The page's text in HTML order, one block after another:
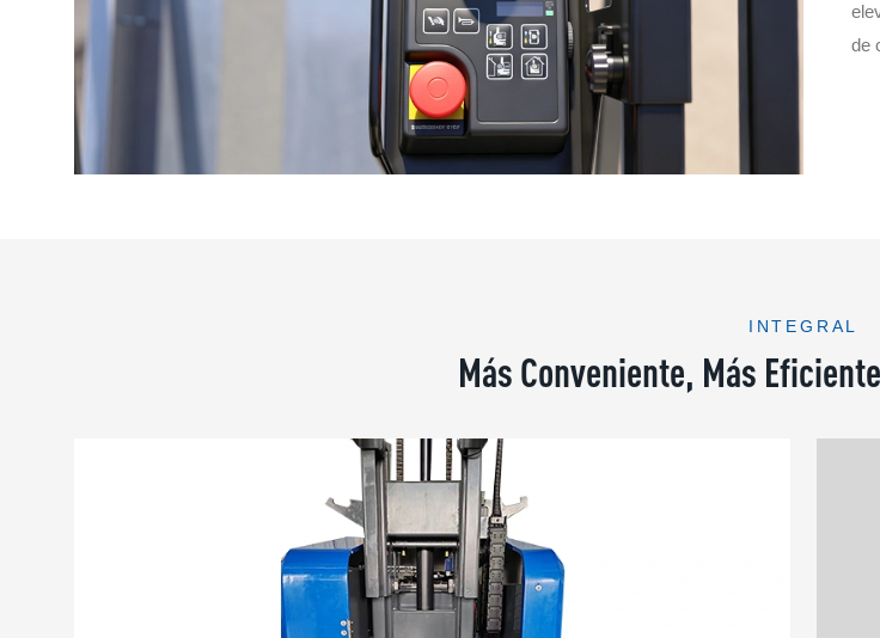
de
INTEGRAL
Más Conveniente, Más